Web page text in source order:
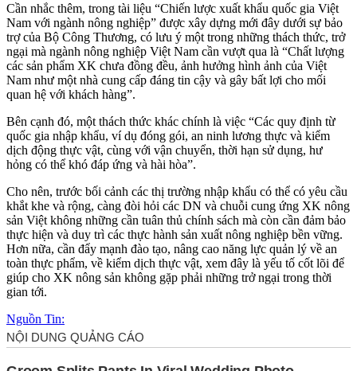
Cần nhắc thêm, trong tài liệu “Chiến lược xuất khẩu quốc gia Việt
Nam với ngành nông nghiệp” được xây dựng mới đây dưới sự bảo
trợ của Bộ Công Thương, có lưu ý một trong những thách thức, trở
ngại mà ngành nông nghiệp Việt Nam cần vượt qua là “Chất lượng
các sản phẩm XK chưa đồng đều, ảnh hưởng hình ảnh của Việt
Nam như một nhà cung cấp đáng tin cậy và gây bất lợi cho mối
quan hệ với khách hàng”.
Bên cạnh đó, một thách thức khác chính là việc “Các quy định từ
quốc gia nhập khẩu, ví dụ đóng gói, an ninh lương thực và kiểm
dịch động thực vật, cùng với vận chuyển, thời hạn sử dụng, hư
hỏng có thể khó đáp ứng và hài hòa”.
Cho nên, trước bối cảnh các thị trường nhập khẩu có thể có yêu cầu
khắt khe và rộng, càng đòi hỏi các DN và chuỗi cung ứng XK nông
sản Việt không những cần tuân thủ chính sách mà còn cần đảm bảo
thực hiện và duy trì các thực hành sản xuất nông nghiệp bền vững.
Hơn nữa, cần đẩy mạnh đào tạo, nâng cao năng lực quản lý về an
toàn thực phẩm, về kiểm dịch thực vật, xem đây là yếu tố cốt lõi để
giúp cho XK nông sản không gặp phải những trở ngại trong thời
gian tới.
Nguồn Tin: